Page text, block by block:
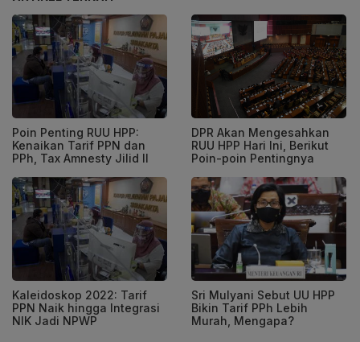
Poin Penting RUU HPP:
Kenaikan Tarif PPN dan
PPh, Tax Amnesty Jilid II
DPR Akan Mengesahkan
RUU HPP Hari Ini, Berikut
Poin-poin Pentingnya
Kaleidoskop 2022: Tarif
PPN Naik hingga Integrasi
NIK Jadi NPWP
Sri Mulyani Sebut UU HPP
Bikin Tarif PPh Lebih
Murah, Mengapa?